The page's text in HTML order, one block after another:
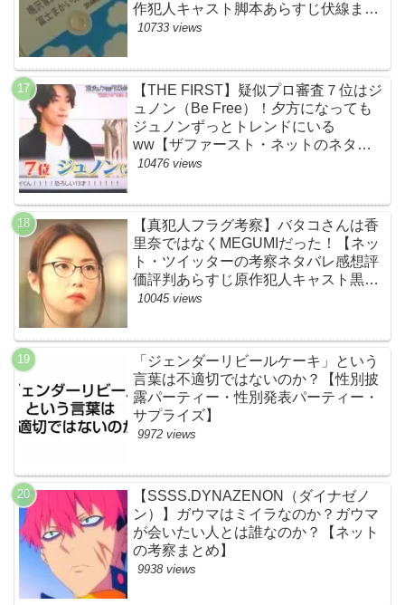
作犯人キャスト脚本あらすじ伏線まと
め】
10733 views
【THE FIRST】疑似プロ審査７位はジ
ュノン（Be Free）！夕方になっても
ジュノンずっとトレンドにいる
ww【ザファースト・ネットのネタバ
レ感想考察まとめ・スッキリ・
10476 views
【真犯人フラグ考察】バタコさんは香
里奈ではなくMEGUMIだった！【ネッ
ト・ツイッターの考察ネタバレ感想評
価評判あらすじ原作犯人キャスト黒幕
伏線まとめ】
10045 views
「ジェンダーリビールケーキ」という
言葉は不適切ではないのか？【性別披
露パーティー・性別発表パーティー・
サプライズ】
9972 views
【SSSS.DYNAZENON（ダイナゼノ
ン）】ガウマはミイラなのか？ガウマ
が会いたい人とは誰なのか？【ネット
の考察まとめ】
9938 views